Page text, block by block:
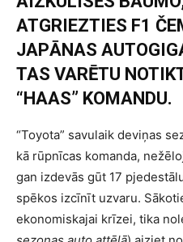
ATGRIEZTIES F1
JAPĀNAS
TAS VARĒTU
“HAAS” KOMANDU.
“Toyota” savulaik deviņas
kā rūpnīcas komanda,
gan izdevās gūt 17
spēkos izcīnīt uzvaru.
ekonomiskajai krīzei, tika